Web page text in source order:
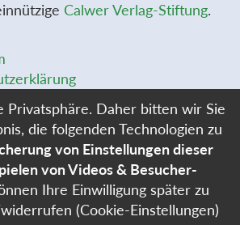
Calwer Verlag-Stiftung.
Privatsphäre. Daher bitten wir Sie
die folgenden Technologien zu
von Einstellungen dieser
von Videos & Besucher-
Ihre Einwilligung später zu
(Cookie-Einstellungen)